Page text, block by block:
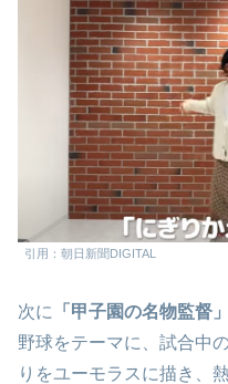
引用：朝日新聞DIGITAL
次に 「甲子園の名物監督
野球をテーマに、試合中
りをユーモラスに描き、